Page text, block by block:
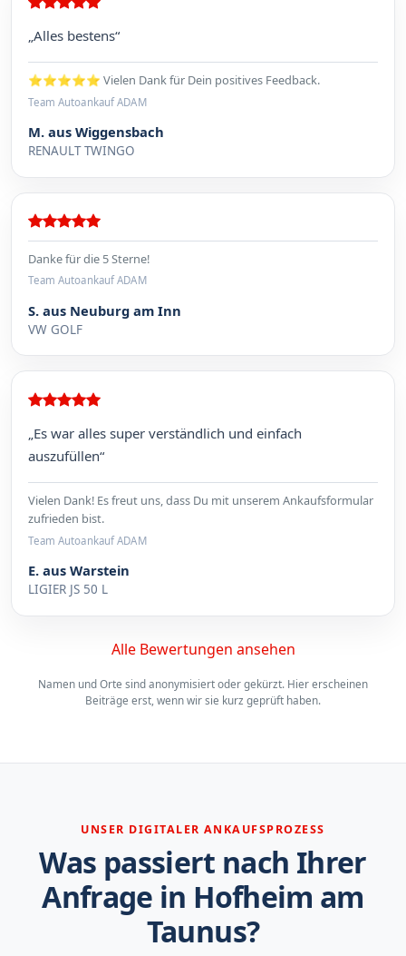
„Alles bestens“
⭐⭐⭐⭐⭐ Vielen Dank für Dein positives Feedback.
Team Autoankauf ADAM
M. aus Wiggensbach
RENAULT TWINGO
Danke für die 5 Sterne!
Team Autoankauf ADAM
S. aus Neuburg am Inn
VW GOLF
„Es war alles super verständlich und einfach
auszufüllen“
Vielen Dank! Es freut uns, dass Du mit unserem Ankaufsformular
zufrieden bist.
Team Autoankauf ADAM
E. aus Warstein
LIGIER JS 50 L
Alle Bewertungen ansehen
Namen und Orte sind anonymisiert oder gekürzt. Hier erscheinen
Beiträge erst, wenn wir sie kurz geprüft haben.
UNSER DIGITALER ANKAUFSPROZESS
Was passiert nach Ihrer
Anfrage in Hofheim am
Taunus?